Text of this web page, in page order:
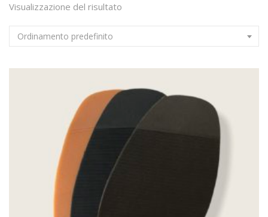
Visualizzazione del risultato
Ordinamento predefinito